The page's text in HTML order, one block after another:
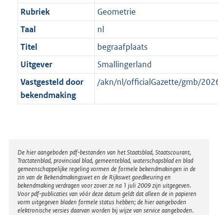
Rubriek
Geometrie
Taal
nl
Titel
begraafplaats
Uitgever
Smallingerland
Vastgesteld door
bekendmaking
/akn/nl/officialGazette/gmb/
Disclaimer
De hier aangeboden pdf-bestanden van het Staatsblad, Staatscourant,
Tractatenblad, provinciaal blad, gemeenteblad, waterschapsblad en blad
gemeenschappelijke regeling vormen de formele bekendmakingen in de
zin van de Bekendmakingswet en de Rijkswet goedkeuring en
bekendmaking verdragen voor zover ze na 1 juli 2009 zijn uitgegeven.
Voor pdf-publicaties van vóór deze datum geldt dat alleen de in papieren
vorm uitgegeven bladen formele status hebben; de hier aangeboden
elektronische versies daarvan worden bij wijze van service aangeboden.